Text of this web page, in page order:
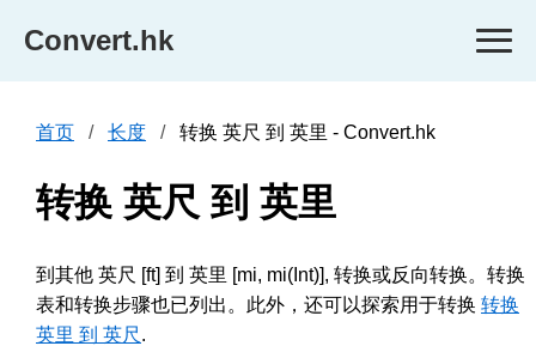
Convert.hk
首页 长度 转换 英尺 到 英里 - Convert.hk
转换 英尺 到 英里
到其他 英尺 [ft] 到 英里 [mi, mi(Int)], 转换或反向转换。转换
表和转换步骤也已列出。此外，还可以探索用于转换 转换
英里 到 英尺 .